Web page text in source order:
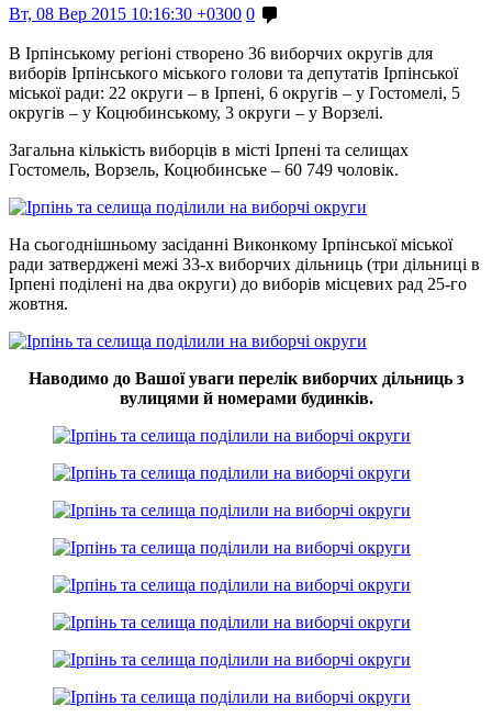
Вт, 08 Вер 2015 10:16:30 +0300 0
В Ірпінському регіоні створено 36 виборчих округів для
виборів Ірпінського міського голови та депутатів Ірпінської
міської ради: 22 округи – в Ірпені, 6 округів – у Гостомелі, 5
округів – у Коцюбинському, 3 округи – у Ворзелі.
Загальна кількість виборців в місті Ірпені та селищах
Гостомель, Ворзель, Коцюбинське – 60 749 чоловік.
На сьогоднішньому засіданні Виконкому Ірпінської міської
ради затверджені межі 33-х виборчих дільниць (три дільниці в
Ірпені поділені на два округи) до виборів місцевих рад 25-го
жовтня.
Наводимо до Вашої уваги перелік виборчих дільниць з
вулицями й номерами будинків.